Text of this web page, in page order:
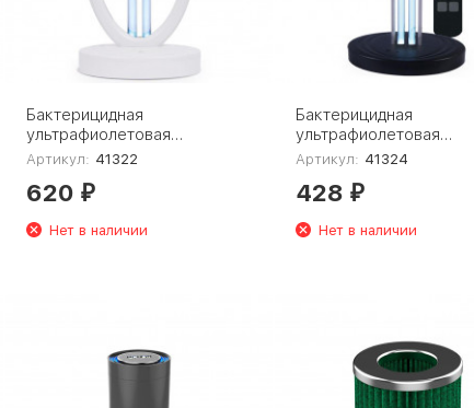
Бактерицидная
ультрафиолетовая
настольная лампа Feron
Артикул: 41322
620 ₽
Нет в наличии
Бактерицидная
ультрафиолетовая
настольная лампа Feron
Артикул: 41324
428 ₽
Нет в наличии